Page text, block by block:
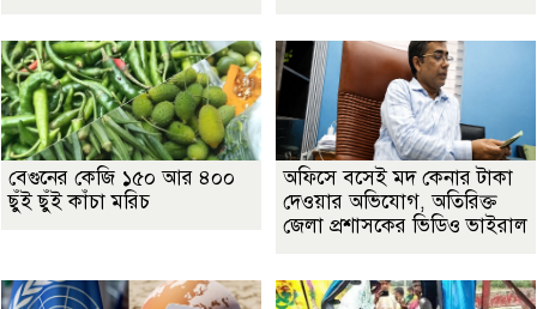
বেগুনের কেজি ১৫০ আর ৪০০
ছুঁই ছুঁই কাঁচা মরিচ
অফিসে বসেই মদ কেনার টাকা
দেওয়ার অভিযোগ, অতিরিক্ত
জেলা প্রশাসকের ভিডিও ভাইরাল